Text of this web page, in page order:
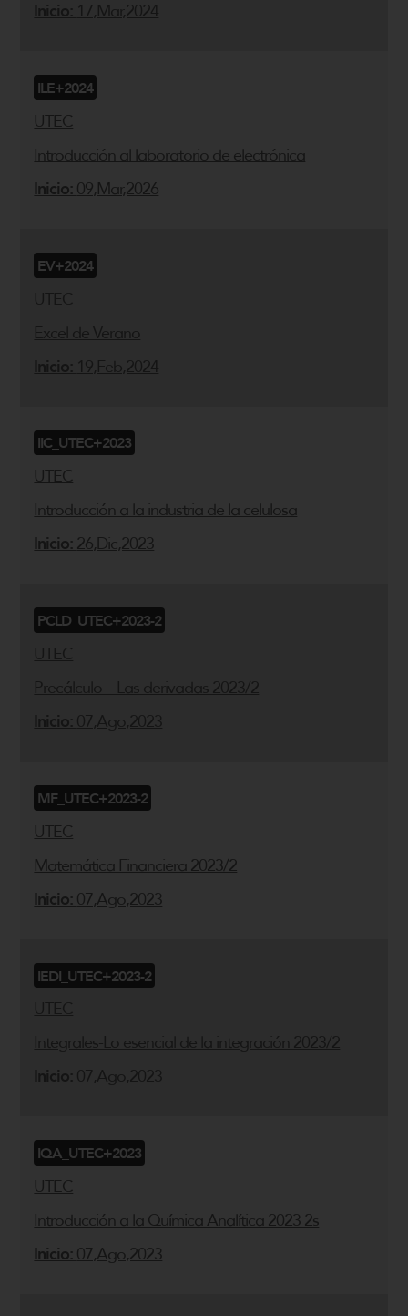
Inicio: 17,Mar,2024
ILE+2024
UTEC
Introducción al laboratorio de electrónica
Inicio: 09,Mar,2026
EV+2024
UTEC
Excel de Verano
Inicio: 19,Feb,2024
IIC_UTEC+2023
UTEC
Introducción a la industria de la celulosa
Inicio: 26,Dic,2023
PCLD_UTEC+2023-2
UTEC
Precálculo – Las derivadas 2023/2
Inicio: 07,Ago,2023
MF_UTEC+2023-2
UTEC
Matemática Financiera 2023/2
Inicio: 07,Ago,2023
IEDI_UTEC+2023-2
UTEC
Integrales-Lo esencial de la integración 2023/2
Inicio: 07,Ago,2023
IQA_UTEC+2023
UTEC
Introducción a la Química Analítica 2023 2s
Inicio: 07,Ago,2023